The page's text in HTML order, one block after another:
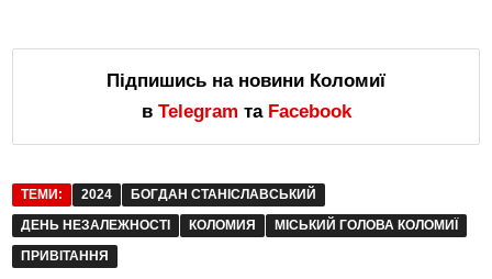
Підпишись на новини Коломиї
в Telegram та Facebook
ТЕМИ: 2024
БОГДАН СТАНІСЛАВСЬКИЙ
ДЕНЬ НЕЗАЛЕЖНОСТІ
КОЛОМИЯ
МІСЬКИЙ ГОЛОВА КОЛОМИЇ
ПРИВІТАННЯ